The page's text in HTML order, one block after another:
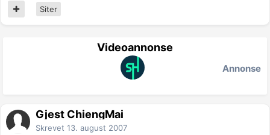
Siter
Videoannonse
Annonse
Gjest ChiengMai
Skrevet 13. august 2007